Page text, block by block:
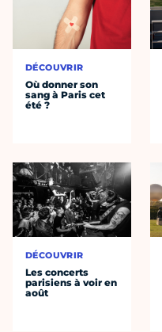
DÉCOUVRIR
Où donner son
sang à Paris cet
été ?
DÉCOUVRIR
Les concerts
parisiens à voir en
août